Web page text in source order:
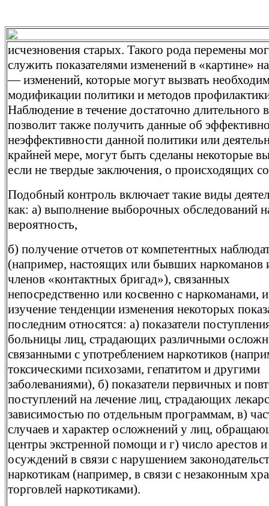
исчезновения старых. Такого рода перемены
служить показателями изменений в «картине»
— изменений, которые могут вызвать
модификации политики и методов
Наблюдение в течение достаточно длительного
позволит также получить данные об
неэффективности данной политики или
крайней мере, могут быть сделаны некоторые
если не твердые заключения, о происходящих
Подобный контроль включает такие виды
как: а) выполнение выборочных обследований
вероятность,
б) получение отчетов от компетентных
(например, настоящих или бывших наркоманов
членов «контактных бригад»), связанных
непосредственно или косвенно с наркоманами,
изучение тенденции изменения некоторых
последним относятся: а) показатели
больницы лиц, страдающих различными
связанными с употреблением наркотиков
токсическими психозами, гепатитом и другими
заболеваниями), б) показатели первичных и
поступлений на лечение лиц, страдающих
зависимостью по отдельным программам, в)
случаев и характер осложнений у лиц,
центры экстренной помощи и г) число арестов и
осуждений в связи с нарушением
наркотикам (например, в связи с незаконным
торговлей наркотиками).